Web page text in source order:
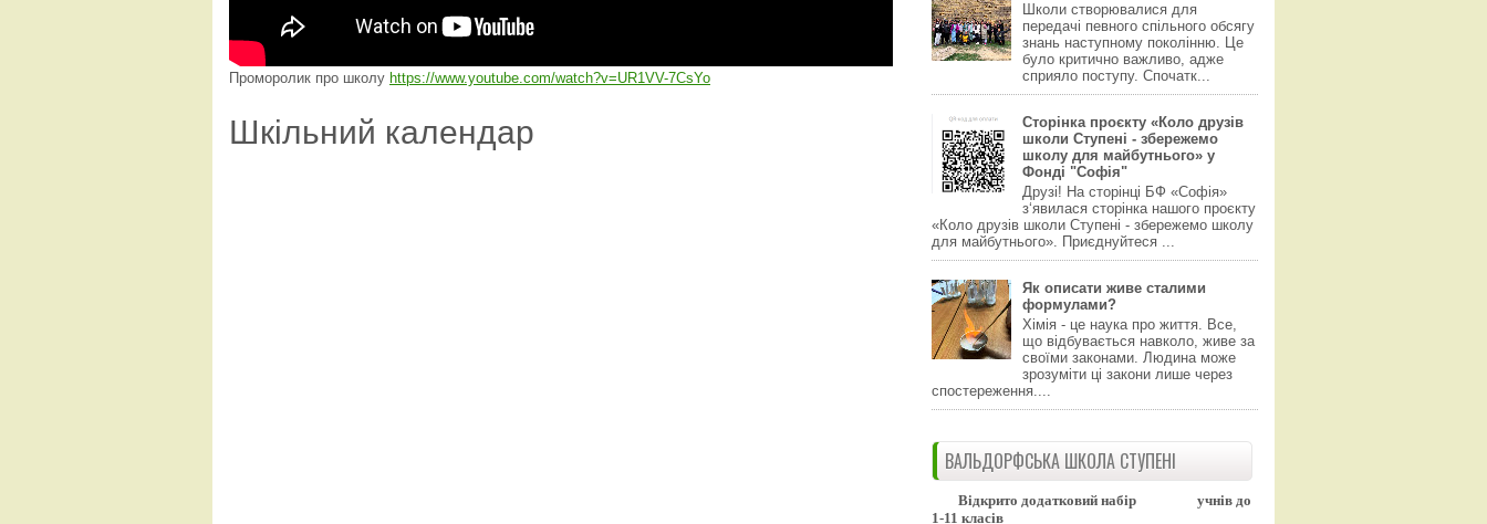
Проморолик про школу https://www.youtube.com/watch?v=UR1VV-7CsYo
Шкільний календар
Школи створювалися для
передачі певного спільного обсягу
знань наступному поколінню. Це
було критично важливо, адже
сприяло поступу. Спочатк...
Сторінка проєкту «Коло друзів
школи Ступені - збережемо
школу для майбутнього» у
Фонді "Софія"
Друзі! На сторінці БФ «Софія»
з‘явилася сторінка нашого проєкту
«Коло друзів школи Ступені - збережемо школу
для майбутнього». Приєднуйтеся ...
Як описати живе сталими
формулами?
Хімія - це наука про життя. Все,
що відбувається навколо, живе за
своїми законами. Людина може
зрозуміти ці закони лише через
спостереження....
ВАЛЬДОРФСЬКА ШКОЛА СТУПЕНІ
Відкрито додатковий набір
учнів до
1-11 класів